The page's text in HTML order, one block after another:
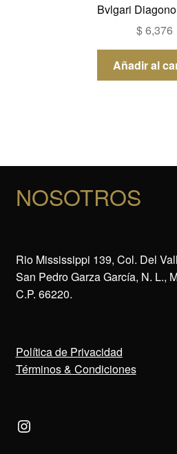
Bvlgari
$6,376
Añadir al
NOSOTROS
Rio Mississippi 139, Col. Del
San Pedro Garza García, N. L.,
C.P. 66220.
Política de Privacidad
Términos & Condiciones
Instagram